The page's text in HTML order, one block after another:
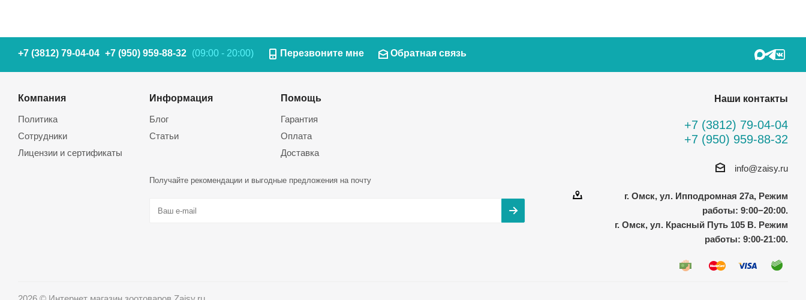
+7 (3812) 79-04-04 +7 (950) 959-88-32 (09:00 - 20:00) Перезвоните мне Обратная связь
Компания
Политика
Сотрудники
Лицензии и сертификаты
Информация
Блог
Статьи
Помощь
Гарантия
Оплата
Доставка
Получайте рекомендации и выгодные предложения на почту
Наши контакты
+7 (3812) 79-04-04
+7 (950) 959-88-32
info@zaisy.ru
г. Омск, ул. Ипподромная 27а, Режим
работы: 9:00−20:00.
г. Омск, ул. Красный Путь 105 В. Режим
работы: 9:00-21:00.